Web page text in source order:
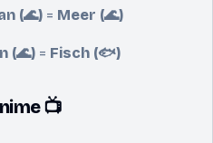
(🌊) = Meer (🌊)
(🌊) = Fisch (🐟)
📺